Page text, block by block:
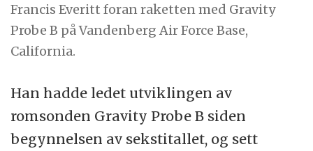
Francis Everitt foran raketten med Gravity
Probe B på Vandenberg Air Force Base,
California.
Han hadde ledet utviklingen av
romsonden Gravity Probe B siden
begynnelsen av sekstitallet, og sett